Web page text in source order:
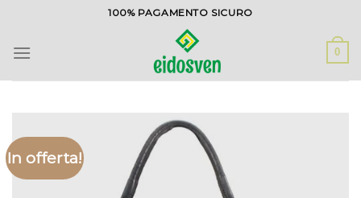
contenuti
100% PAGAMENTO SICURO
0
In offerta!